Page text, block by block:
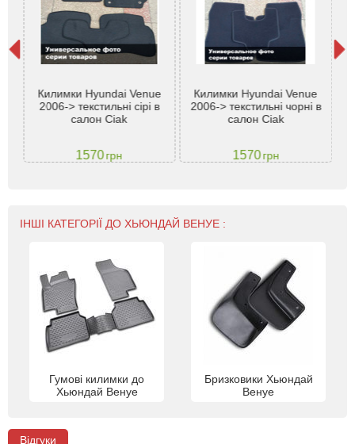
Килимки Hyundai Venue
2006-> текстильні сірі в
салон Ciak
1570грн
Килимки Hyundai Venue
2006-> текстильні чорні в
салон Ciak
1570грн
ІНШІ КАТЕГОРІЇ ДО ХЬЮНДАЙ ВЕНУЕ :
Гумові килимки до
Хьюндай Венуе
Бризковики Хьюндай
Венуе
Відгуки